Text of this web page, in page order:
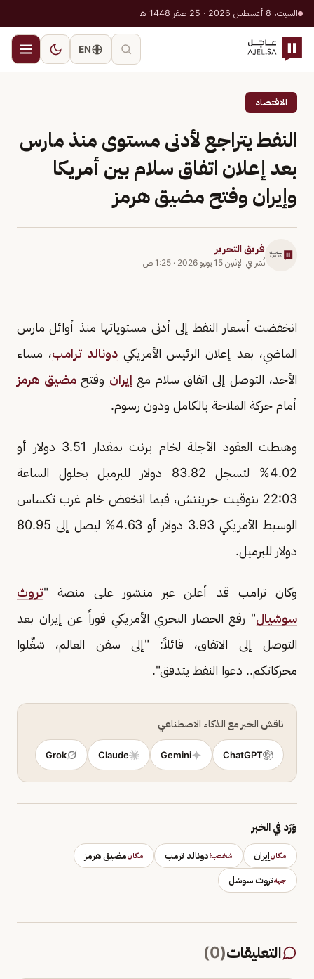
السبت، 8 أغسطس 2026 · 25 صفر 1448 هـ
EN
الاقتصاد
النفط يتراجع لأدنى مستوى منذ مارس
بعد إعلان اتفاق سلام بين أمريكا
وإيران وفتح مضيق هرمز
فريق التحرير
نُشر في الإثنين 15 يونيو 2026 · 1:25 ص
انخفضت أسعار النفط إلى أدنى مستوياتها منذ أوائل مارس
الماضي، بعد إعلان الرئيس الأمريكيدونالد ترامب، مساء
الأحد، التوصل إلى اتفاق سلام مع إيران وفتحمضيق هرمز
أمام حركة الملاحة بالكامل ودون رسوم.
وهبطت العقود الآجلة لخام برنت بمقدار 3.51 دولار أو
4.02% لتسجل 83.82 دولار للبرميل بحلول الساعة
22:03 بتوقيت جرينتش، فيما انخفض خام غرب تكساس
الوسيط الأمريكي 3.93 دولار أو 4.63% ليصل إلى 80.95
دولار للبرميل.
وكان ترامب قد أعلن عبر منشور على منصة "تروث
سوشيال" رفع الحصار البحري الأمريكي فوراً عن إيران بعد
التوصل إلى الاتفاق، قائلاً: "إلى سفن العالم، شغّلوا
محركاتكم.. دعوا النفط يتدفق".
ناقش الخبر مع الذكاء الاصطناعي
ChatGPT
Gemini
Claude
Grok
وَرَد في الخبر
مكانإيران شخصيةدونالد ترمب مكانمضيق هرمز
جهةتروث سوشل
التعليقات(
0
)